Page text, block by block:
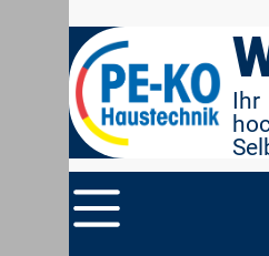
Suche springen